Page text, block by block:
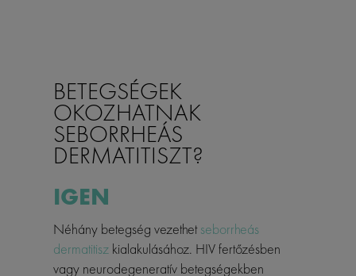
BETEGSÉGEK
OKOZHATNAK
SEBORRHEÁS
DERMATITISZT?
IGEN
Néhány betegség vezethetseborrheás
dermatitiszkialakulásához. HIV fertőzésben
vagy neurodegeneratív betegségekben